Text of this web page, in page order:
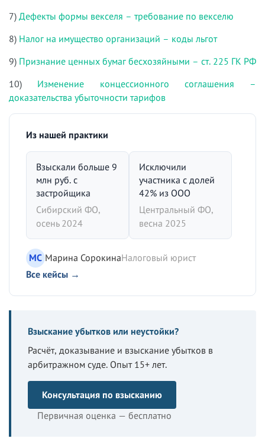
7) Дефекты формы векселя – требование по векселю
8) Налог на имущество организаций – коды льгот
9) Признание ценных бумаг бесхозяйными – ст. 225 ГК РФ
10) Изменение концессионного соглашения –
доказательства убыточности тарифов
Из нашей практики
Взыскали больше 9
млн руб. с
застройщика
Сибирский ФО,
осень 2024
Исключили
участника с долей
42% из ООО
Центральный ФО,
весна 2025
МС Марина СорокинаНалоговый юрист
Все кейсы →
Взыскание убытков или неустойки?
Расчёт, доказывание и взыскание убытков в
арбитражном суде. Опыт 15+ лет.
Консультация по взысканию
Первичная оценка — бесплатно